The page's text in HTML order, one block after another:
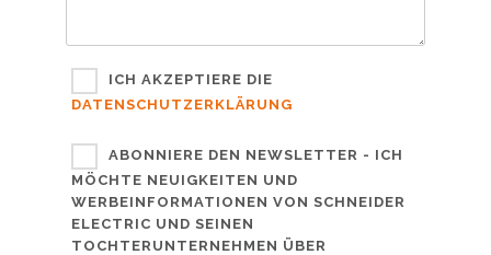
ICH AKZEPTIERE DIE
DATENSCHUTZERKLÄRUNG
ABONNIERE DEN NEWSLETTER - ICH
MÖCHTE NEUIGKEITEN UND
WERBEINFORMATIONEN VON SCHNEIDER
ELECTRIC UND SEINEN
TOCHTERUNTERNEHMEN ÜBER